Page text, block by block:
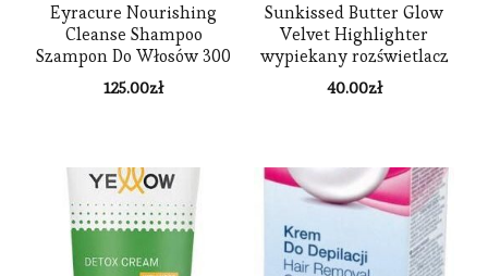
Eyracure Nourishing
Cleanse Shampoo
Szampon Do Włosów 300
ml
125.00zł
Sunkissed Butter Glow
Velvet Highlighter
wypiekany rozświetlacz
40.00zł